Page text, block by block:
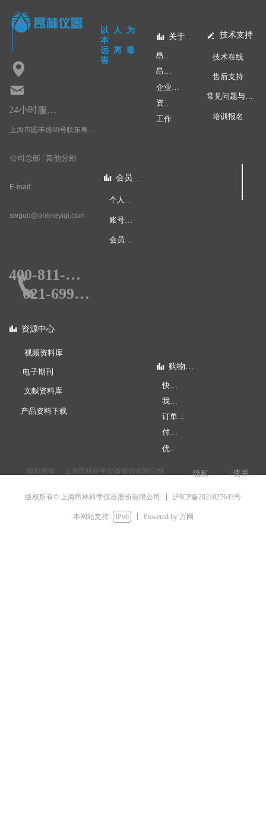
以人为
本
远离毒
害
电脑版 넓 手机版
简体中文
版权所有： 上海昂林科学仪器股份有限公司
400-811-0578
24小时服务热线：
E-mail:
swguo@onlineyiqi.com
上海市园丰路69号联东粤浦科技园3号楼4层
公司总部 | 其他分部
넹
낂
넀 技术支持
技术在线
常见问题与应用
售后支持
培训报名
뀲 资源中心
视频资料库
产品资料下载
文献资料库
电子期刊
뀲 会员中心
个人中心
会员权限
账号安全
뀲 购物指南
快速下单
订单查询
我的账户
付款方式
优惠促销
끅
뀲 关于昂林
昂林快讯
企业文化
昂林学院
资质荣誉
工作
隐私权声明 | 使用条款
021-69990578
版权所有© 上海昂林科学仪器股份有限公司 沪ICP备2021027643号
本网站支持 IPv6 Powered by 万网